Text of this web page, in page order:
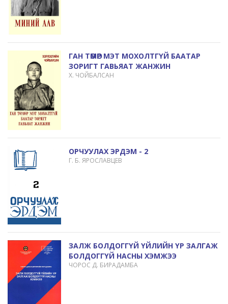
ГАН ТӨМӨР МЭТ МОХОЛТГҮЙ БААТАР
ЗОРИГТ ГАВЬЯАТ ЖАНЖИН
Х. ЧОЙБАЛСАН
ОРЧУУЛАХ ЭРДЭМ - 2
Г. Б. ЯРОСЛАВЦЕВ
ЗАЛЖ БОЛДОГГҮЙ ҮЙЛИЙН ҮР ЗАЛГАЖ
БОЛДОГГҮЙ НАСНЫ ХЭМЖЭЭ
ЧОРОС Д. БИРАДАМБА